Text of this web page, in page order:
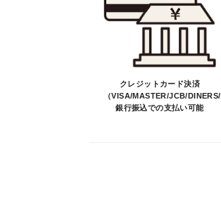
※商品は予告無く
・ご注文前の納期
納期を知りたい
決済について
・ご注文後にメー
クレジットカード決済
（VISA/MASTER/JCB/DINERS/
銀行振込での支払い可能